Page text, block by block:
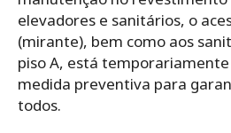
elevadores e sanitários, o
(mirante), bem como aos
piso A, está
medida preventiva para
todos.